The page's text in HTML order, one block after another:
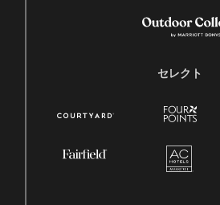
セレクト